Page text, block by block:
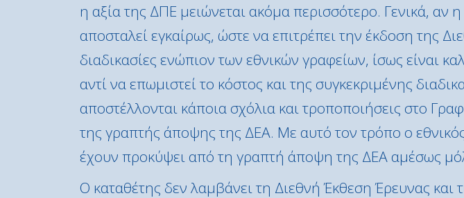
η αξία της ΔΠΕ μειώνεται ακόμα περισσότερο. Γενικά,
αποσταλεί εγκαίρως, ώστε να επιτρέπει την έκδοση της
διαδικασίες ενώπιον των εθνικών γραφείων, ίσως είναι
αντί να επωμιστεί το κόστος και της συγκεκριμένης
αποστέλλονται κάποια σχόλια και τροποποιήσεις στο
της γραπτής άποψης της ΔΕΑ. Με αυτό τον τρόπο ο
έχουν προκύψει από τη γραπτή άποψη της ΔΕΑ αμέσως
Ο καταθέτης δεν λαμβάνει τη Διεθνή Έκθεση Έρευνας